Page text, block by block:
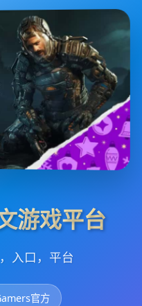
游戏平台
入口，平台
官方